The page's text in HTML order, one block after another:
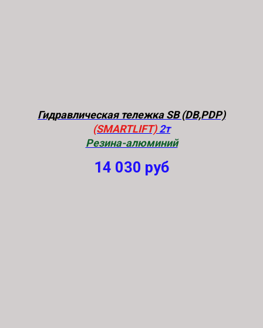
Гидравлическая тележка SB (DB,PDP)
(SMARTLIFT)2т
Резина-алюминий
14 030 руб